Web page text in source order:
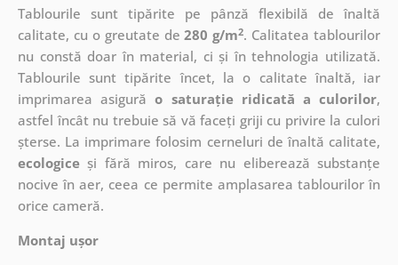
Tablourile sunt tipărite pe pânză flexibilă de înaltă
calitate, cu o greutate de280 g/m2. Calitatea tablourilor
nu constă doar în material, ci și în tehnologia utilizată.
Tablourile sunt tipărite încet, la o calitate înaltă, iar
imprimarea asigurăo saturație ridicată a culorilor,
astfel încât nu trebuie să vă faceți griji cu privire la culori
șterse. La imprimare folosim cerneluri de înaltă calitate,
ecologiceși fără miros, care nu eliberează substanțe
nocive în aer, ceea ce permite amplasarea tablourilor în
orice cameră.
Montaj ușor